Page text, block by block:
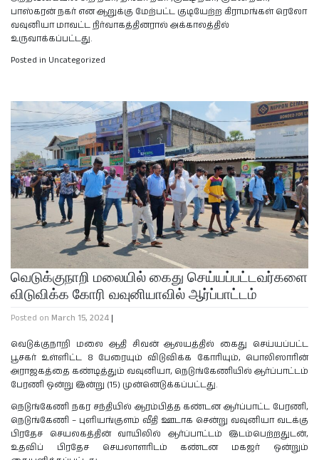
பாஸ்கரன் நகர் என ஆறுக்கு மேற்பட்ட குடியேற்ற கிராமங்கள் ரெலோ
வவுனியா மாவட்ட நிர்வாகத்தினரால் அக்காலத்தில்
உருவாக்கப்பட்டது.
Posted in Uncategorized
வெடுக்குநாறி மலையில் கைது செய்யப்பட்டவர்களை
விடுவிக்க கோரி வவுனியாவில் ஆர்ப்பாட்டம்
Posted on March 15, 2024 |
வெடுக்குநாறி மலை ஆதி சிவன் ஆலயத்தில் கைது செய்யப்பட்ட
பூசகர் உள்ளிட்ட 8 பேரையும் விடுவிக்க கோரியும், பொலிஸாரின்
அராஜகத்தை கண்டித்தும் வவுனியா, நெடுங்கேணியில் ஆர்ப்பாட்டம்
பேரணி ஒன்று இன்று (15) முன்னெடுக்கப்பட்டது.
நெடுங்கேணி நகர சந்தியில் ஆரம்பித்த கண்டன ஆர்ப்பாட்ட பேரணி,
நெடுங்கேணி – புளியங்குளம் வீதி ஊடாக சென்று வவுனியா வடக்கு
பிரதேச செயலகத்தின் வாயிலில் ஆர்ப்பாட்டம் இடம்பெற்றதுடன்,
உதவிப் பிரதேச செயலாளரிடம் கண்டன மகஜர் ஒன்றும்